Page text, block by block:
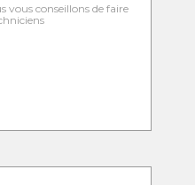
vous conseillons de faire